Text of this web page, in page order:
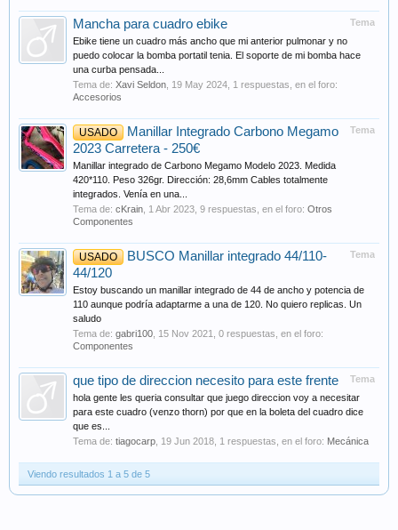
Tema
Mancha para cuadro ebike
Ebike tiene un cuadro más ancho que mi anterior pulmonar y no
puedo colocar la bomba portatil tenia. El soporte de mi bomba hace
una curba pensada...
Tema de: Xavi Seldon 19 May 2024 , 1 respuestas, en el foro:
Accesorios
Tema
USADO
Manillar Integrado Carbono Megamo
2023 Carretera - 250€
Manillar integrado de Carbono Megamo Modelo 2023. Medida
420*110. Peso 326gr. Dirección: 28,6mm Cables totalmente
integrados. Venía en una...
Tema de: cKrain 1 Abr 2023 , 9 respuestas, en el foro: Otros
Componentes
Tema
USADO
BUSCO Manillar integrado 44/110-
44/120
Estoy buscando un manillar integrado de 44 de ancho y potencia de
110 aunque podría adaptarme a una de 120. No quiero replicas. Un
saludo
Tema de: gabri100 15 Nov 2021
, 0 respuestas, en el foro:
Componentes
Tema
que tipo de direccion necesito para este frente
hola gente les queria consultar que juego direccion voy a necesitar
para este cuadro (venzo thorn) por que en la boleta del cuadro dice
que es...
Tema de: tiagocarp 19 Jun 2018 , 1 respuestas, en el foro: Mecánica
Viendo resultados 1 a 5 de 5